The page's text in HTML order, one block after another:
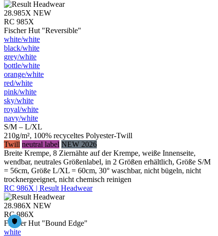
28.985X NEW
RC 985X
Fischer Hut "Reversible"
white/​white
black/​white
grey/​white
bottle/​white
orange/​white
red/​white
pink/​white
sky/​white
royal/​white
navy/​white
S/M – L/XL
210g/m², 100% recyceltes Polyester-Twill
Twill neutral label NEW 2026
Breite Krempe, 8 Ziernähte auf der Krempe, weiße Innenseite,
wendbar, neutrales Größenlabel, in 2 Größen erhältlich, Größe S/M
= 56cm, Größe L/XL = 60cm, 30° waschbar, nicht bügeln, nicht
trocknergeeignet, nicht chemisch reinigen
RC 986X | Result Headwear
28.986X NEW
RC 986X
Fischer Hut "Bound Edge"
white